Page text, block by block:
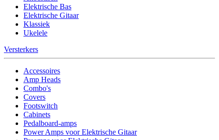
Elektrische Bas
Elektrische Gitaar
Klassiek
Ukelele
Versterkers
Accessoires
Amp Heads
Combo's
Covers
Footswitch
Cabinets
Pedalboard-amps
Power Amps voor Elektrische Gitaar